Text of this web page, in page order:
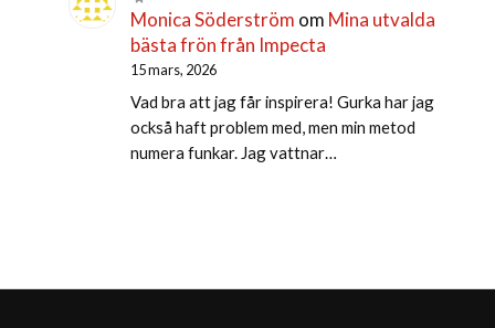
Monica Söderström om Mina utvalda
bästa frön från Impecta
15 mars, 2026
Vad bra att jag får inspirera! Gurka har jag
också haft problem med, men min metod
numera funkar. Jag vattnar…